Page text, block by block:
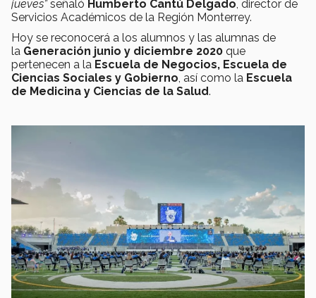
jueves”señaló Humberto Cantú Delgado , director de
Servicios Académicos de la Región Monterrey.
Hoy se reconocerá a los alumnos y las alumnas de
la Generación junio y diciembre 2020 que
pertenecen a la Escuela de Negocios, Escuela de
Ciencias Sociales y Gobierno , así como la Escuela
de Medicina y Ciencias de la Salud.